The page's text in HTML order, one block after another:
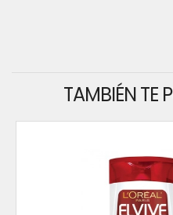
TAMBIÉN TE